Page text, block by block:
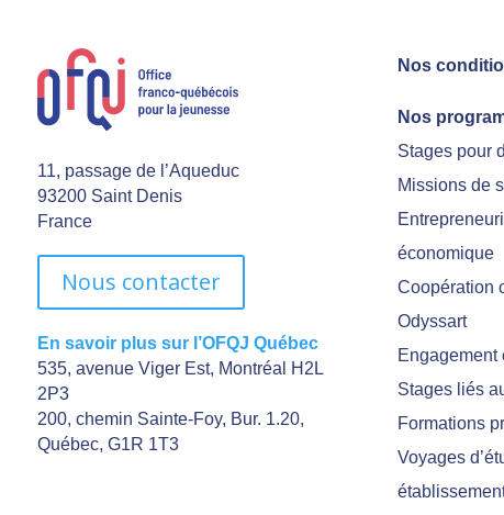
11, passage de l’Aqueduc
93200 Saint Denis
France
Nous contacter
En savoir plus sur l’OFQJ Québec
535, avenue Viger Est, Montréal H2L
2P3
200, chemin Sainte-Foy, Bur. 1.20,
Québec, G1R 1T3
Nos
Nos
Stages pour
Missions de
économique
Coopération
Odyssart
Engagement
Stages liés
Formations
Voyages